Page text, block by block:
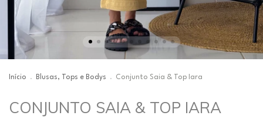
Início . Blusas, Tops e Bodys . Conjunto Saia & Top Iara
CONJUNTO SAIA & TOP IARA